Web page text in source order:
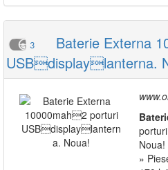
3
Baterie Externa
USBdisplaylanterna.
»